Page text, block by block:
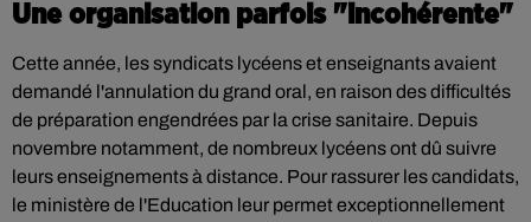
Une organisation parfois "incohérente"
Cette année, les syndicats lycéens et enseignants avaient
demandé l'annulation du grand oral, en raison des difficultés
de préparation engendrées par la crise sanitaire. Depuis
novembre notamment, de nombreux lycéens ont dû suivre
leurs enseignements à distance. Pour rassurer les candidats,
le ministère de l'Education leur permet exceptionnellement